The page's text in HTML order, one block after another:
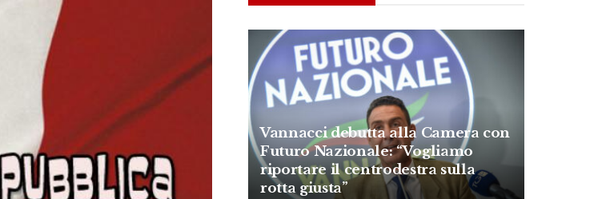
Vannacci debutta alla Camera con
Futuro Nazionale: “Vogliamo
riportare il centrodestra sulla
rotta giusta”